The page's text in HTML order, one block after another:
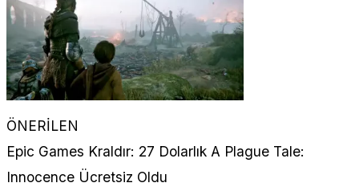
ÖNERİLEN
Epic Games Kraldır: 27 Dolarlık A Plague Tale:
Innocence Ücretsiz Oldu